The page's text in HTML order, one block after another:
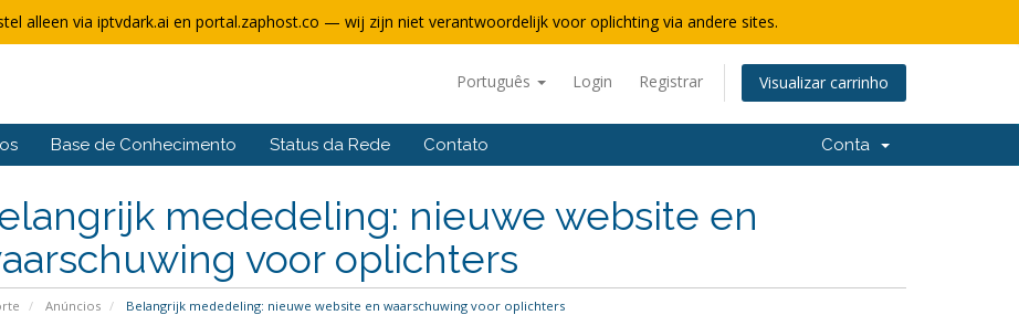
alleen via iptvdark.ai en portal.zaphost.co — wij zijn niet verantwoordelijk voor oplichting via andere sites.
Português Login Registrar Visualizar carrinho
Base de Conhecimento Status da Rede Contato Conta
mededeling: nieuwe website en
voor oplichters
Anúncios Belangrijk mededeling: nieuwe website en waarschuwing voor oplichters